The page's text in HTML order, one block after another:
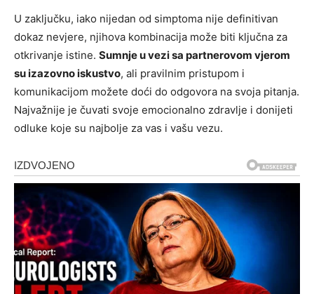
U zaključku, iako nijedan od simptoma nije definitivan
dokaz nevjere, njihova kombinacija može biti ključna za
otkrivanje istine. Sumnje u vezi sa partnerovom vjerom
su izazovno iskustvo, ali pravilnim pristupom i
komunikacijom možete doći do odgovora na svoja pitanja.
Najvažnije je čuvati svoje emocionalno zdravlje i donijeti
odluke koje su najbolje za vas i vašu vezu.